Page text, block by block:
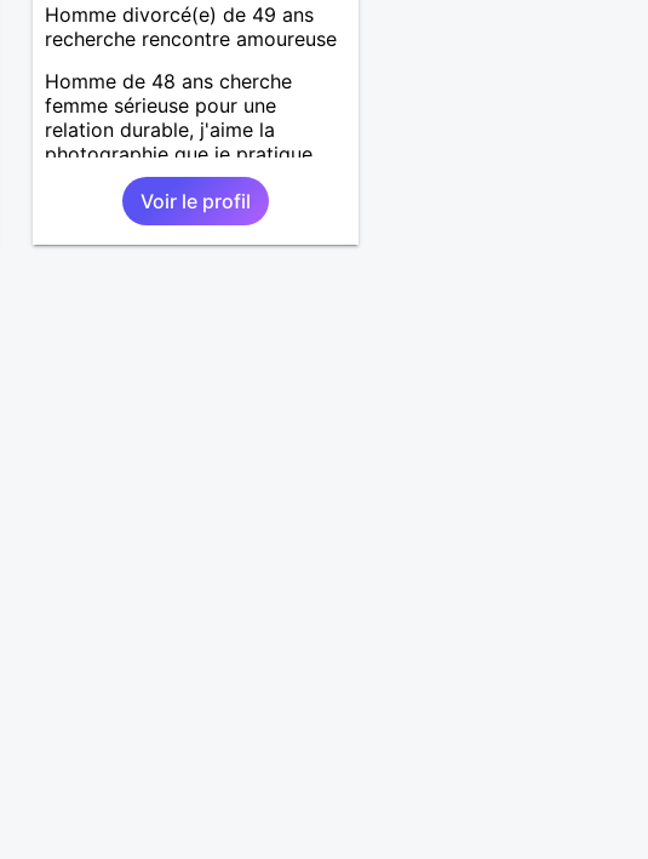
Homme divorcé(e) de 49 ans
recherche rencontre amoureuse
Homme de 48 ans cherche
femme sérieuse pour une
relation durable, j'aime la
photographie que je pratique,
mais l'art en général, j'aime
bricoler, marcher, resto, ciné,
mais aussi passer des moments
calme devant un bon film ou une
Voir le profil